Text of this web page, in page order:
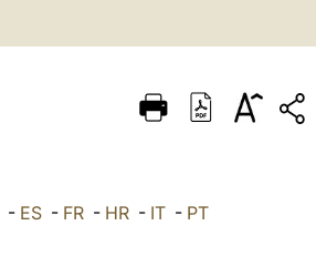
ITALIANO
- ES- FR- HR- IT- PT